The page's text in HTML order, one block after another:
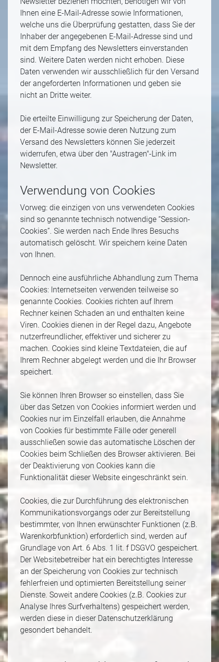
Ihnen eine E-Mail-Adresse sowie Informationen,
welche uns die Überprüfung gestatten, dass Sie der
Inhaber der angegebenen E-Mail-Adresse sind und
mit dem Empfang des Newsletters einverstanden
sind. Weitere Daten werden nicht erhoben. Diese
Daten verwenden wir ausschließlich für den Versand
der angeforderten Informationen und geben sie
nicht an Dritte weiter.
Die erteilte Einwilligung zur Speicherung der Daten,
der E-Mail-Adresse sowie deren Nutzung zum
Versand des Newsletters können Sie jederzeit
widerrufen, etwa über den "Austragen"-Link im
Newsletter.
Verwendung von Cookies
Vorweg: die einzigen von uns verwendeten Cookies
sind so genannte technisch notwendige “Session-
Cookies”. Sie werden nach Ende Ihres Besuchs
automatisch gelöscht. Wir speichern keine Daten
von Ihnen.
Dennoch eine ausführliche Abhandlung zum Thema
Cookies: Internetseiten verwenden teilweise so
genannte Cookies. Cookies richten auf Ihrem
Rechner keinen Schaden an und enthalten keine
Viren. Cookies dienen in der Regel dazu, Angebote
nutzerfreundlicher, effektiver und sicherer zu
machen. Cookies sind kleine Textdateien, die auf
Ihrem Rechner abgelegt werden und die Ihr Browser
speichert.
Sie können Ihren Browser so einstellen, dass Sie
über das Setzen von Cookies informiert werden und
Cookies nur im Einzelfall erlauben, die Annahme
von Cookies für bestimmte Fälle oder generell
ausschließen sowie das automatische Löschen der
Cookies beim Schließen des Browser aktivieren. Bei
der Deaktivierung von Cookies kann die
Funktionalität dieser Website eingeschränkt sein.
Cookies, die zur Durchführung des elektronischen
Kommunikationsvorgangs oder zur Bereitstellung
bestimmter, von Ihnen erwünschter Funktionen (z.B.
Warenkorbfunktion) erforderlich sind, werden auf
Grundlage von Art. 6 Abs. 1 lit. f DSGVO gespeichert.
Der Websitebetreiber hat ein berechtigtes Interesse
an der Speicherung von Cookies zur technisch
fehlerfreien und optimierten Bereitstellung seiner
Dienste. Soweit andere Cookies (z.B. Cookies zur
Analyse Ihres Surfverhaltens) gespeichert werden,
werden diese in dieser Datenschutzerklärung
gesondert behandelt.